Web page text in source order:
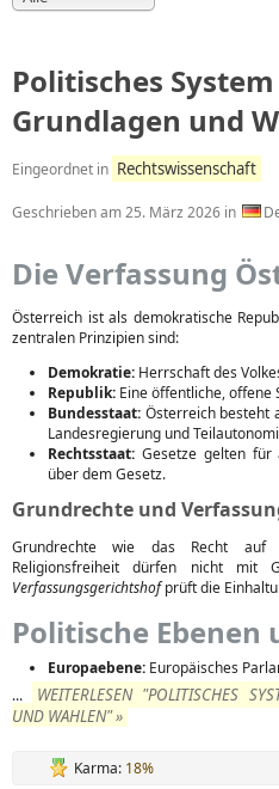
Politisches
Grundlagen und
Eingeordnet in Rechtswissenschaft
Geschrieben am25. März 2026 in
Die Verfassung
Österreich ist als demokratische
zentralen Prinzipien sind:
Demokratie: Herrschaft des
Republik: Eine öffentliche, offene
Bundesstaat: Österreich besteht
Landesregierung und
Rechtsstaat: Gesetze gelten für
über dem Gesetz.
Grundrechte und
Grundrechte wie das Recht auf
Religionsfreiheit dürfen nicht mit
Verfassungsgerichtshofprüft die
Politische Ebenen
Europaebene: Europäisches
...
WEITERLESEN "POLITISCHES
UND WAHLEN" »
Karma: 18%